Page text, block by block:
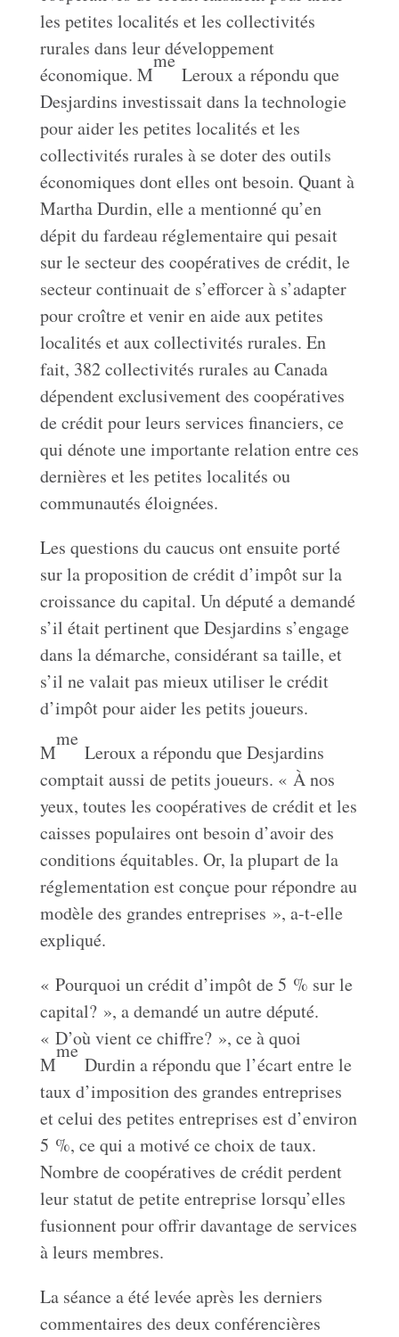
les petites localités et les collectivités
rurales dans leur développement
économique. M
me
Leroux a répondu que
Desjardins investissait dans la technologie
pour aider les petites localités et les
collectivités rurales à se doter des outils
économiques dont elles ont besoin. Quant à
Martha Durdin, elle a mentionné qu’en
dépit du fardeau réglementaire qui pesait
sur le secteur des coopératives de crédit, le
secteur continuait de s’efforcer à s’adapter
pour croître et venir en aide aux petites
localités et aux collectivités rurales. En
fait, 382 collectivités rurales au Canada
dépendent exclusivement des coopératives
de crédit pour leurs services financiers, ce
qui dénote une importante relation entre ces
dernières et les petites localités ou
communautés éloignées.
Les questions du caucus ont ensuite porté
sur la proposition de crédit d’impôt sur la
croissance du capital. Un député a demandé
s’il était pertinent que Desjardins s’engage
dans la démarche, considérant sa taille, et
s’il ne valait pas mieux utiliser le crédit
d’impôt pour aider les petits joueurs.
M
me
Leroux a répondu que Desjardins
comptait aussi de petits joueurs. « À nos
yeux, toutes les coopératives de crédit et les
caisses populaires ont besoin d’avoir des
conditions équitables. Or, la plupart de la
réglementation est conçue pour répondre au
modèle des grandes entreprises », a-t-elle
expliqué.
« Pourquoi un crédit d’impôt de 5 % sur le
capital? », a demandé un autre député.
« D’où vient ce chiffre? », ce à quoi
M
me
Durdin a répondu que l’écart entre le
taux d’imposition des grandes entreprises
et celui des petites entreprises est d’environ
5 %, ce qui a motivé ce choix de taux.
Nombre de coopératives de crédit perdent
leur statut de petite entreprise lorsqu’elles
fusionnent pour offrir davantage de services
à leurs membres.
La séance a été levée après les derniers
commentaires des deux conférencières